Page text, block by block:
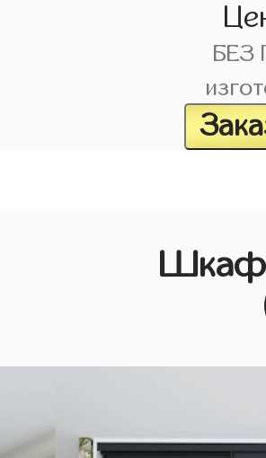
БЕЗ
Шкаф